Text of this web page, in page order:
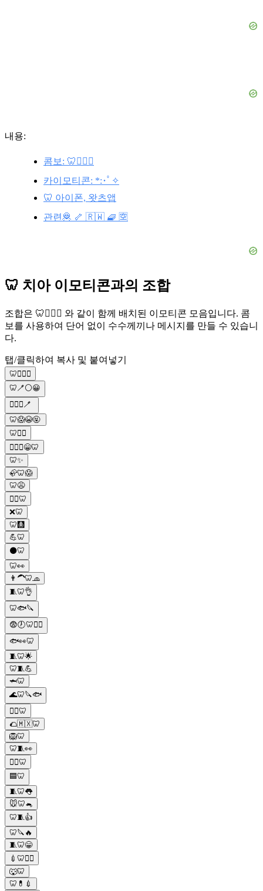
내용:
콤보: 🦷👩‍⚕️⚕️
카이모티콘: *:･ﾟ✧
🦷 아이폰, 왓츠앱
관련🦧 🦴 🇷🇼 🧇 🈳
🦷 치아 이모티콘과의 조합
조합은 🦷👩‍⚕️⚕️ 와 같이 함께 배치된 이모티콘 모음입니다. 콤
보를 사용하여 단어 없이 수수께끼나 메시지를 만들 수 있습니
다.
탭/클릭하여 복사 및 붙여넣기
🦷👩‍⚕️⚕️
🦷🪥⚪😀
👉🏻🦷🪥
🦷😱😭🤬
🦷🧚‍♀️
🧚🏻‍♀️😁🦷
🦷✨
🦣🦷😱
🦷😩
🧑‍⚕️🦷
❌🦷
🦷🩻
💪🦷
⚫🦷
🦷👀
👨‍🦱🦷🧢
🧵🦷👌
🦷🐟🔪
😨🕖🦷👨‍⚕️
🐟👀🦷
🧵🦷🌟
🦷🧵💪
🦈🦷
🌊🦷🔪🐟
👨‍⚕️🦷
🌮🇲🇽🦷
🦁🦷
🦷🧵👀
🧛‍♂️🦷
🟦🦷
🧵🦷👅
🐭🦷🐁
🦷🧵👍
🦷🔪🔥
🧵🦷😁
💉🦷👨‍⚕️
🐺🦷
🦷💊💉